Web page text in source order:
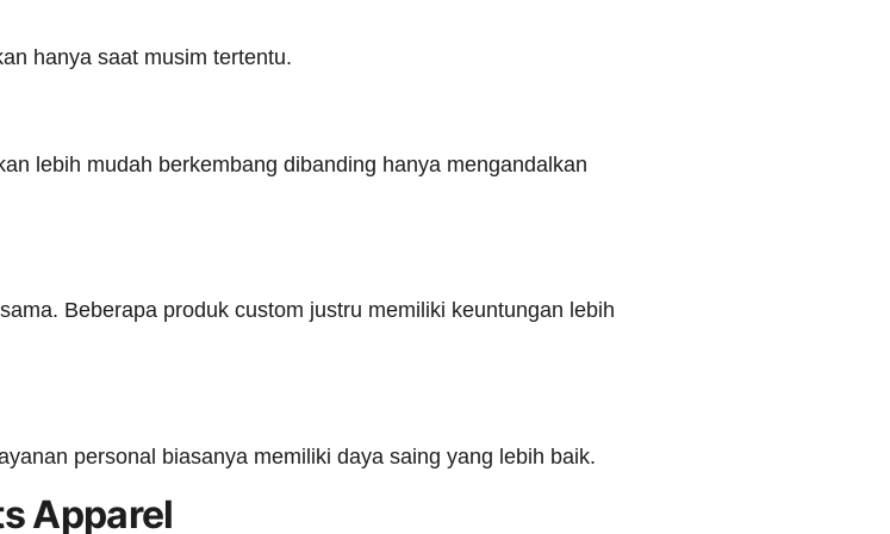
hanya saat musim tertentu.
lebih mudah berkembang dibanding hanya mengandalkan
Beberapa produk custom justru memiliki keuntungan lebih
personal biasanya memiliki daya saing yang lebih baik.
Apparel